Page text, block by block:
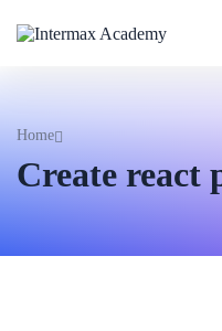
Home
Create react